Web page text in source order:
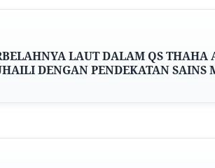
LAUT DALAM QS THAHA
DENGANPENDEKATAN SAINS